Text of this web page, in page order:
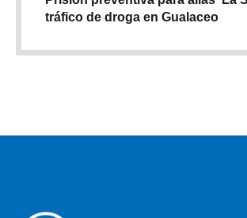
tráfico de droga en Gualaceo